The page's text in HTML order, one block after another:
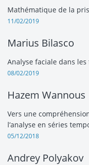
Mathématique de la
11/02/2019
Marius Bilasco
Analyse faciale dans
08/02/2019
Hazem Wannous
Vers une
l’analyse en séries
05/12/2018
Andrey Polyakov